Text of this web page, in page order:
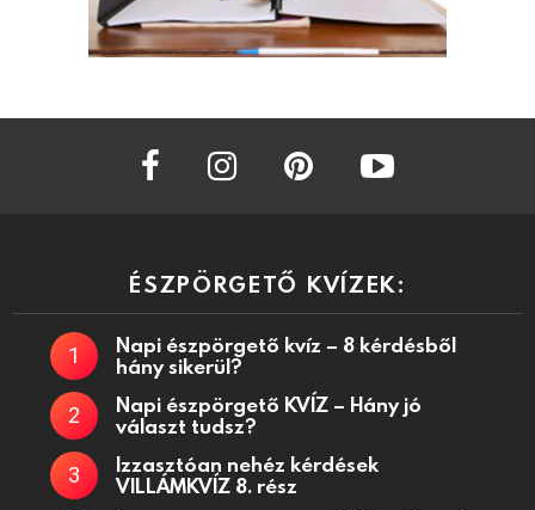
facebook instagram
ÉSZPÖRGETŐ KVÍZEK:
Napi észpörgető kvíz – 8 kérdésből
hány sikerül?
Napi észpörgető KVÍZ – Hány jó
választ tudsz?
Izzasztóan nehéz kérdések
VILLÁMKVÍZ 8. rész